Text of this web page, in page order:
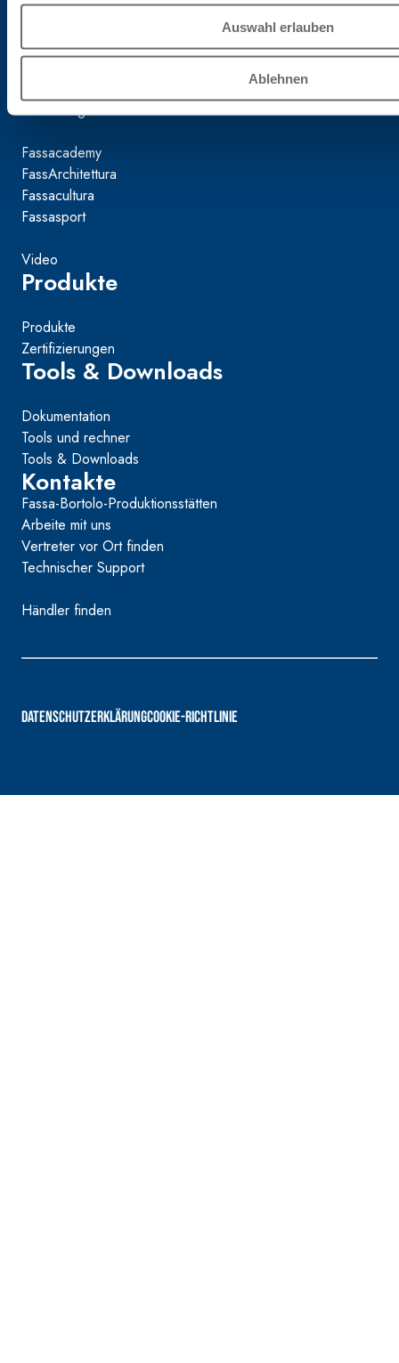
Auswahl erlauben
Ablehnen
Mondo Fassa
Nachhaltigkeit
Fassacademy
FassArchitettura
Fassacultura
Fassasport
Video
Produkte
Produkte
Zertifizierungen
Tools & Downloads
Dokumentation
Tools und rechner
Tools & Downloads
Kontakte
Fassa-Bortolo-Produktionsstätten
Arbeite mit uns
Vertreter vor Ort finden
Technischer Support
Händler finden
DATENSCHUTZERKLÄRUNGCOOKIE-RICHTLINIE